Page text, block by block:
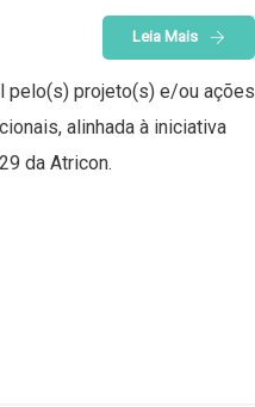
Leia Mais
pelo(s) projeto(s) e/ou ações
alinhada à iniciativa
da Atricon.